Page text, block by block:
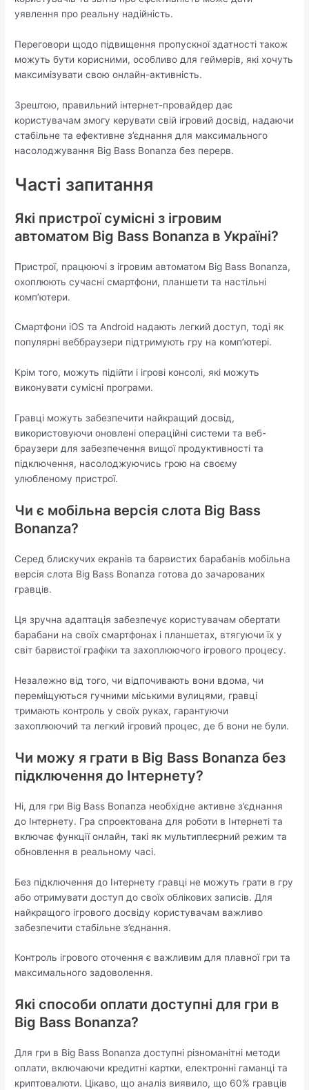
уявлення про реальну надійність.
Переговори щодо підвищення пропускної здатності також
можуть бути корисними, особливо для геймерів, які хочуть
максимізувати свою онлайн-активність.
Зрештою, правильний інтернет-провайдер дає
користувачам змогу керувати свій ігровий досвід, надаючи
стабільне та ефективне з’єднання для максимального
насолоджування Big Bass Bonanza без перерв.
Часті запитання
Які пристрої сумісні з ігровим
автоматом Big Bass Bonanza в Україні?
Пристрої, працюючі з ігровим автоматом Big Bass Bonanza,
охоплюють сучасні смартфони, планшети та настільні
комп’ютери.
Смартфони iOS та Android надають легкий доступ, тоді як
популярні веббраузери підтримують гру на комп’ютері.
Крім того, можуть підійти і ігрові консолі, які можуть
виконувати сумісні програми.
Гравці можуть забезпечити найкращий досвід,
використовуючи оновлені операційні системи та веб-
браузери для забезпечення вищої продуктивності та
підключення, насолоджуючись грою на своєму
улюбленому пристрої.
Чи є мобільна версія слота Big Bass
Bonanza?
Серед блискучих екранів та барвистих барабанів мобільна
версія слота Big Bass Bonanza готова до зачарованих
гравців.
Ця зручна адаптація забезпечує користувачам обертати
барабани на своїх смартфонах і планшетах, втягуючи їх у
світ барвистої графіки та захоплюючого ігрового процесу.
Незалежно від того, чи відпочивають вони вдома, чи
переміщуються гучними міськими вулицями, гравці
тримають контроль у своїх руках, гарантуючи
захоплюючий та легкий ігровий процес, де б вони не були.
Чи можу я грати в Big Bass Bonanza без
підключення до Інтернету?
Ні, для гри Big Bass Bonanza необхідне активне з’єднання
до Інтернету. Гра спроектована для роботи в Інтернеті та
включає функції онлайн, такі як мультиплеєрний режим та
обновлення в реальному часі.
Без підключення до Інтернету гравці не можуть грати в гру
або отримувати доступ до своїх облікових записів. Для
найкращого ігрового досвіду користувачам важливо
забезпечити стабільне з’єднання.
Контроль ігрового оточення є важливим для плавної гри та
максимального задоволення.
Які способи оплати доступні для гри в
Big Bass Bonanza?
Для гри в Big Bass Bonanza доступні різноманітні методи
оплати, включаючи кредитні картки, електронні гаманці та
криптовалюти. Цікаво, що аналіз виявило, що 60% гравців